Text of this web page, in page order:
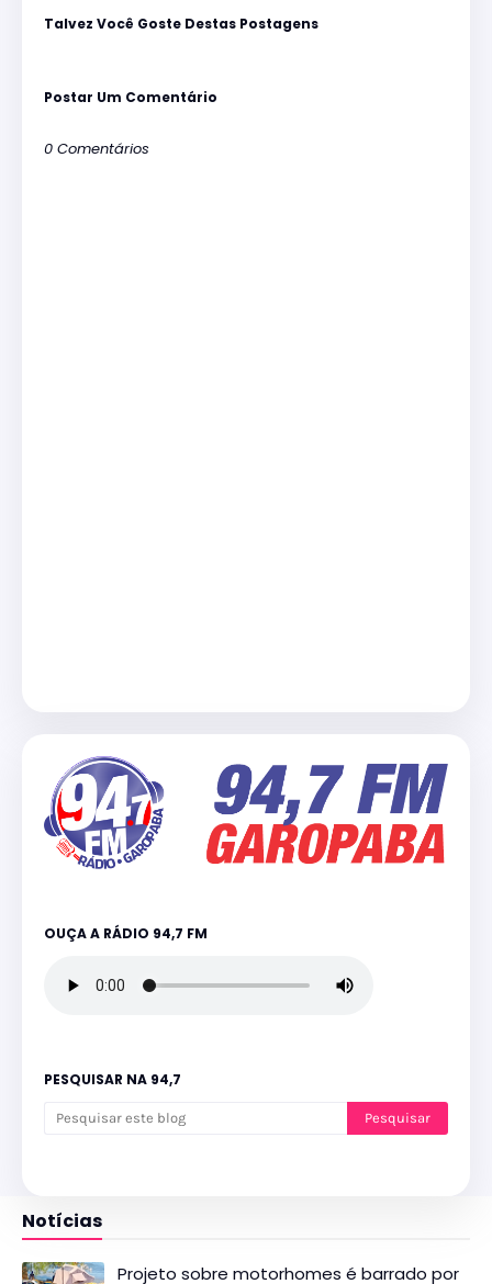
Talvez Você Goste Destas Postagens
Postar Um Comentário
0 Comentários
OUÇA A RÁDIO 94,7 FM
PESQUISAR NA 94,7
Notícias
Projeto sobre motorhomes é barrado por